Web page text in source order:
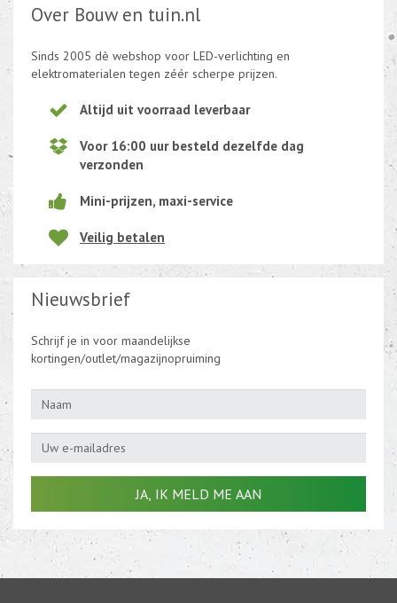
Over Bouw en tuin.nl
Sinds 2005 dè webshop voor LED-verlichting en
elektromaterialen tegen zéér scherpe prijzen.
Altijd uit voorraad leverbaar
Voor 16:00 uur besteld dezelfde dag
verzonden
Mini-prijzen, maxi-service
Veilig betalen
Nieuwsbrief
Schrijf je in voor maandelijkse
kortingen/outlet/magazijnopruiming